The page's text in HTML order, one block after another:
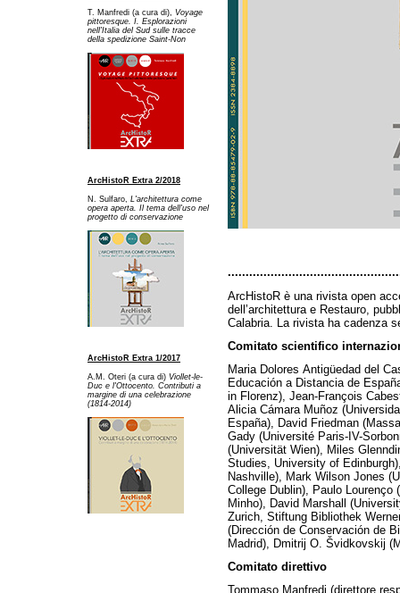
T. Manfredi (a cura di), Voyage
pittoresque. I. Esplorazioni
nell'Italia del Sud sulle tracce
della spedizione Saint-Non
ArcHistoR Extra 2/2018
N. Sulfaro, L'architettura come
opera aperta. Il tema dell'uso nel
progetto di conservazione
ArcHistoR Extra 1/2017
A.M. Oteri (a cura di) Viollet-le-
Duc e l'Ottocento. Contributi a
margine di una celebrazione
(1814-2014)
ArcHistoR è una rivista open
dell’architettura e Restauro,
Calabria. La rivista ha cadenza
Comitato scientifico
Maria Dolores Antigüedad del
Educación a Distancia de
in Florenz), Jean-François
Alicia Cámara Muñoz
España), David Friedman
Gady (Université Paris-IV-
(Universität Wien), Miles
Studies, University of
Nashville), Mark Wilson Jones
College Dublin), Paulo
Minho), David Marshall
Zurich, Stiftung Bibliothek
(Dirección de Conservación de
Madrid), Dmitrij O. Švidkovskij
Comitato direttivo
Tommaso Manfredi (direttore